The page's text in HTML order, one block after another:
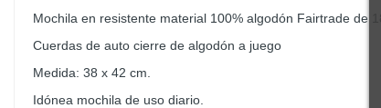
Mochila en resistente material 100% algodón Fairtrade de
Cuerdas de auto cierre de algodón a juego
Medida: 38 x 42 cm.
Idónea mochila de uso diario.